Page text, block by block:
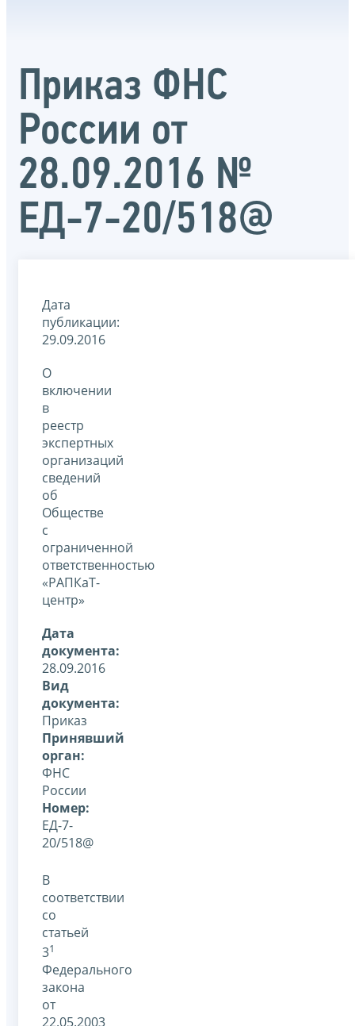
Приказ ФНС
России от
28.09.2016 №
ЕД-7-20/518@
Дата
публикации:
29.09.2016
О
включении
в
реестр
экспертных
организаций
сведений
об
Обществе
с
ограниченной
ответственностью
«РАПКаТ-
центр»
Дата
документа:
28.09.2016
Вид
документа:
Приказ
Принявший
орган:
ФНС
России
Номер:
ЕД-7-
20/518@
В
соответствии
со
статьей
31
Федерального
закона
от
22.05.2003